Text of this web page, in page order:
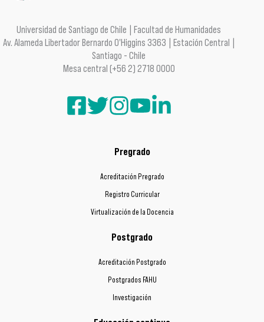
Universidad de Santiago de Chile | Facultad de Humanidades
Av. Alameda Libertador Bernardo O'Higgins 3363 | Estación Central |
Santiago - Chile
Mesa central (+56 2) 2718 0000
Pregrado
Acreditación Pregrado
Registro Curricular
Virtualización de la Docencia
Postgrado
Acreditación Postgrado
Postgrados FAHU
Investigación